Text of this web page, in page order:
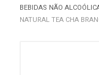
BEBIDAS NÃO
NATURAL TEA CHA